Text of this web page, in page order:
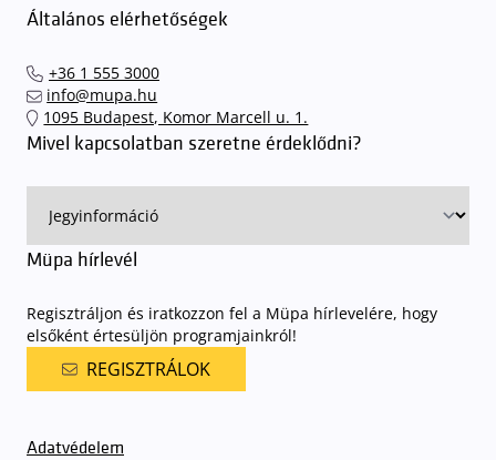
Általános elérhetőségek
+36 1 555 3000
info@mupa.hu
1095 Budapest, Komor Marcell u. 1.
Mivel kapcsolatban szeretne érdeklődni?
Müpa hírlevél
Regisztráljon és iratkozzon fel a Müpa hírlevelére, hogy
elsőként értesüljön programjainkról!
REGISZTRÁLOK
Adatvédelem